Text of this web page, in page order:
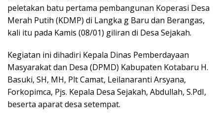
k p
ss
peletakan batu pertama pembangunan Koperasi Desa
Merah Putih (KDMP) di Langka g Baru dan Berangas,
kali itu pada Kamis (08/01) giliran di Desa Sejakah.
Kegiatan ini dihadiri Kepala Dinas Pemberdayaan
Masyarakat dan Desa (DPMD) Kabupaten Kotabaru H.
Basuki, SH, MH, Plt Camat, Leilanaranti Arsyana,
Forkopimca, Pjs. Kepala Desa Sejakah, Abdullah, S.PdI,
beserta aparat desa setempat.